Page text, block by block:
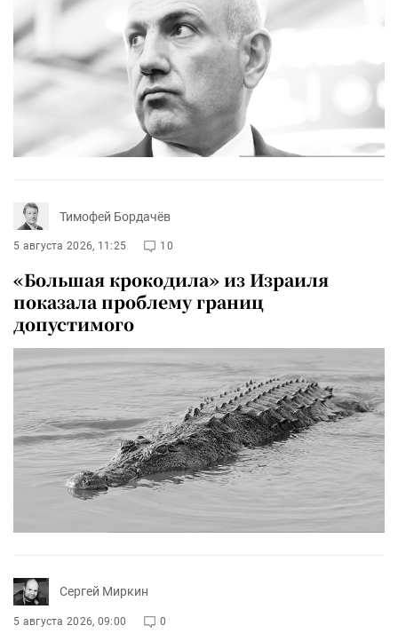
Тимофей Бордачёв
5 августа 2026, 11:25 10
«Большая крокодила» из Израиля
показала проблему границ
допустимого
Сергей Миркин
5 августа 2026, 09:00 0